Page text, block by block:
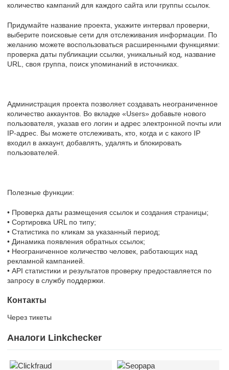
количество кампаний для каждого сайта или группы ссылок.
Придумайте название проекта, укажите интервал проверки,
выберите поисковые сети для отслеживания информации. По
желанию можете воспользоваться расширенными функциями:
проверка даты публикации ссылки, уникальный код, название
URL, своя группа, поиск упоминаний в источниках.
Администрация проекта позволяет создавать неограниченное
количество аккаунтов. Во вкладке «Users» добавьте нового
пользователя, указав его логин и адрес электронной почты или
IP-адрес. Вы можете отслеживать, кто, когда и с какого IP
входил в аккаунт, добавлять, удалять и блокировать
пользователей.
Полезные функции:
• Проверка даты размещения ссылок и создания страницы;
• Сортировка URL по типу;
• Статистика по кликам за указанный период;
• Динамика появления обратных ссылок;
• Неограниченное количество человек, работающих над
рекламной кампанией.
• API статистики и результатов проверку предоставляется по
запросу в службу поддержки.
Контакты
Через тикеты
Аналоги Linkchecker